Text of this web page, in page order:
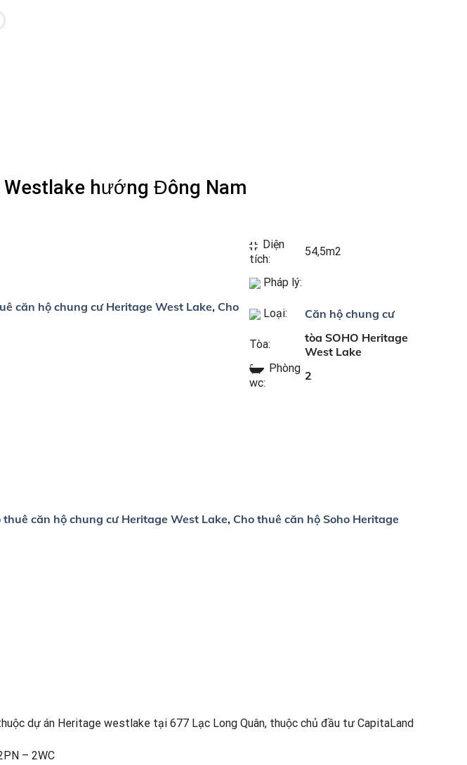
Westlake hướng Đông Nam
Diện
tích:
54,5m2
Pháp lý:
căn hộ chung cư Heritage West Lake, Cho
Loại: Căn hộ chung cư
Tòa:
tòa SOHO Heritage
West Lake
Phòng
wc:
2
thuê căn hộ chung cư Heritage West Lake, Cho thuê căn hộ Soho Heritage
dự án Heritage westlake tại 677 Lạc Long Quân, thuộc chủ đầu tư CapitaLand
– 2WC